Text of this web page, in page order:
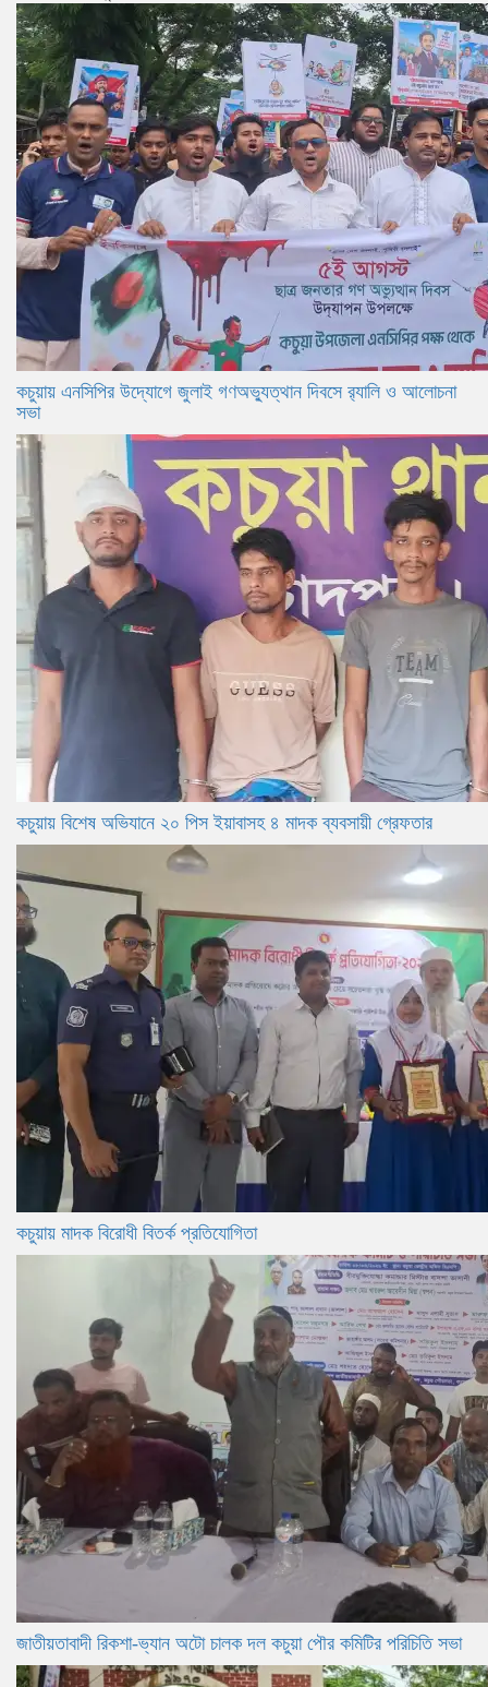
কচুয়ায় এনসিপির উদ্যোগে জুলাই গণঅভ্যুত্থান দিবসে র‌্যালি ও আলোচনা
সভা
কচুয়ায় বিশেষ অভিযানে ২০ পিস ইয়াবাসহ ৪ মাদক ব্যবসায়ী গ্রেফতার
কচুয়ায় মাদক বিরোধী বিতর্ক প্রতিযোগিতা
জাতীয়তাবাদী রিকশা-ভ্যান অটো চালক দল কচুয়া পৌর কমিটির পরিচিতি সভা